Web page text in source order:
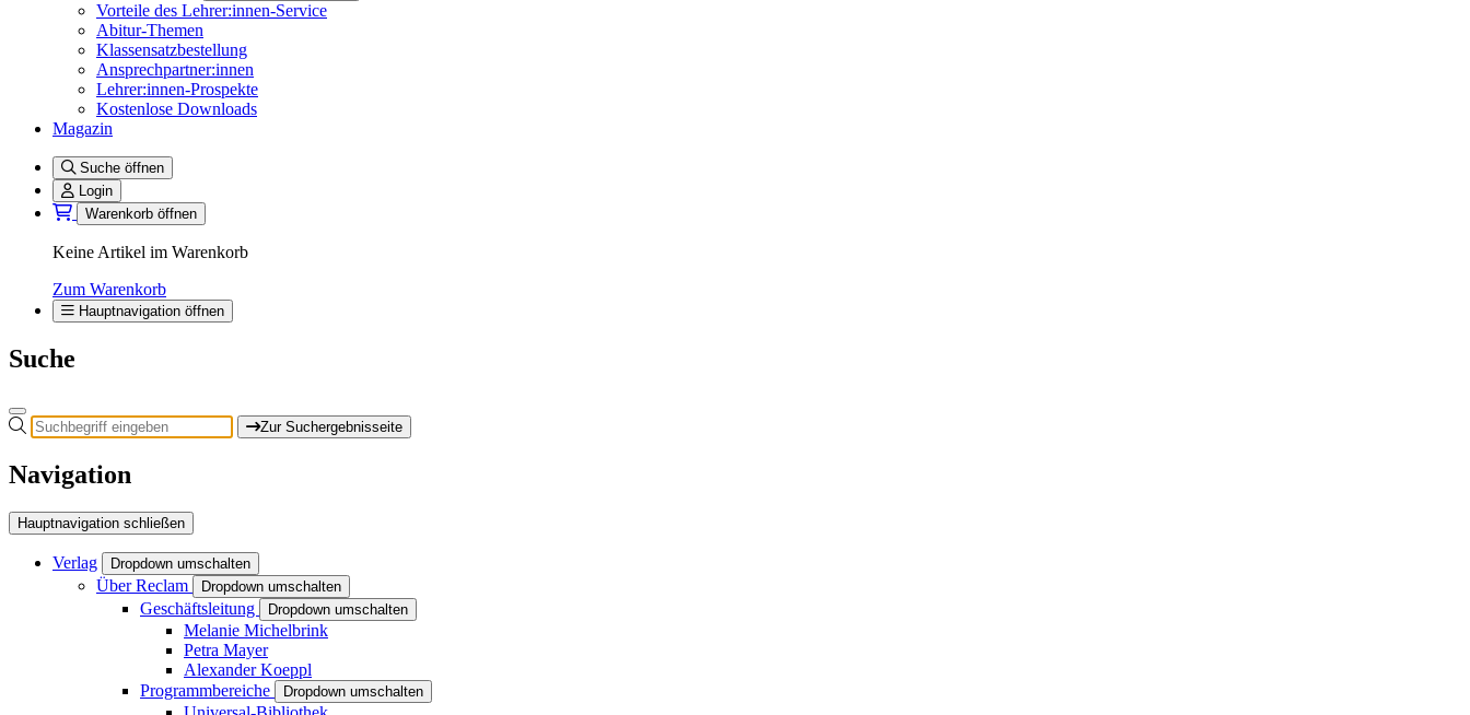
Vorteile des Lehrer:innen-Service
Abitur-Themen
Klassensatzbestellung
Ansprechpartner:innen
Lehrer:innen-Prospekte
Kostenlose Downloads
Magazin
Suche öffnen
Login
Warenkorb öffnen
Keine Artikel im Warenkorb
Zum Warenkorb
Hauptnavigation öffnen
Suche
Zur Suchergebnisseite
Navigation
Hauptnavigation schließen
Verlag Dropdown umschalten
Über Reclam Dropdown umschalten
Geschäftsleitung Dropdown umschalten
Melanie Michelbrink
Petra Mayer
Alexander Koeppl
Programmbereiche
Dropdown umschalten